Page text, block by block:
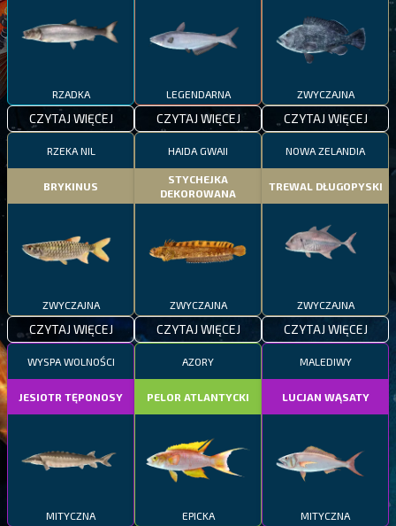
RZADKA
CZYTAJ WIĘCEJ
LEGENDARNA
CZYTAJ WIĘCEJ
ZWYCZAJNA
CZYTAJ WIĘCEJ
RZEKA NIL
BRYKINUS
ZWYCZAJNA
CZYTAJ WIĘCEJ
HAIDA GWAII
STYCHEJKA
DEKOROWANA
ZWYCZAJNA
CZYTAJ WIĘCEJ
NOWA ZELANDIA
TREWAL DŁUGOPYSKI
ZWYCZAJNA
CZYTAJ WIĘCEJ
WYSPA WOLNOŚCI
JESIOTR TĘPONOSY
MITYCZNA
AZORY
PELOR ATLANTYCKI
EPICKA
MALEDIWY
LUCJAN WĄSATY
MITYCZNA